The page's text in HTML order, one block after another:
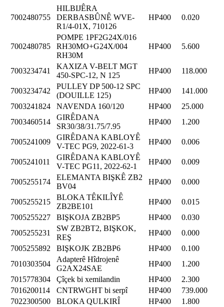
7002480755
HILBIJÊRA
DERBASBÛNÊ WVE-
R1/4-01X, 710126
HP400 0.020
7002480785
POMPE 1PF2G24X/016
RH30MO+G24X/004
RH30M
HP400 5.600
7003234741
KAXIZA V-BELT MGT
450-SPC-12, N 125
HP400 118.000
7003234742
PULLEY DP 500-12 SPC
(DOUILLE 125)
HP400
141.000
7003241824
NAVENDA 160/120 HP400
25.000
7003460514
GIRÊDANA
SR30/38/31.75/7.95
HP400 1.200
7005241009
GIRÊDANA KABLOYÊ
V-TEC PG9, 2022-61-3
HP400 0.006
7005241011
GIRÊDANA KABLOYÊ
V-TEC PG11, 2022-62-1
HP400 0.009
7005255174
ELEMANTA BIŞKÊ ZB2
BV04
HP400 0.000
7005255215
BLOKA TÊKILÎYÊ
ZB2BE101
HP400
0.015
7005255227
BIŞKOJA ZB2BP5 HP400
0.030
7005255231
SW ZB2BT2, BIŞKOK,
REŞ
HP400
0.000
7005255892
BIŞKOJK ZB2BP6 HP400
0.100
7010303504
Adapterê Hîdrojenê
G2AX24SAE
HP400
1.200
7015778304
Çîçek bi xemilandin HP400
2.300
7016200114
CNTRWGHT bi serpî HP400
739.000
7022300500
BLOKA QULKIRÎ HP400
1.800